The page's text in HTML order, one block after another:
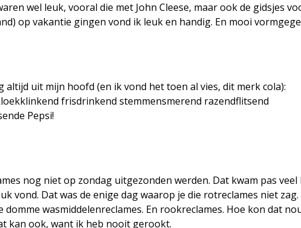
wel leuk, vooral die met John Cleese, maar ook de gidsjes
op vakantie gingen vond ik leuk en handig. En mooi
altijd uit mijn hoofd (en ik vond het toen al vies, dit merk cola):
frisdrinkend stemmensmerend razendflitsend
Pepsi!
nog niet op zondag uitgezonden werden. Dat kwam pas veel
vond. Dat was de enige dag waarop je die rotreclames niet zag.
domme wasmiddelenreclames. En rookreclames. Hoe kon dat
kan ook, want ik heb nooit gerookt.